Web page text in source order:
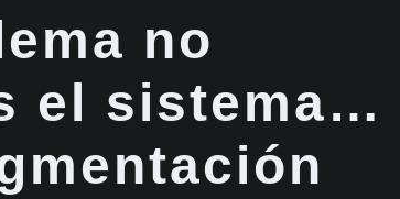
no
el sistema…